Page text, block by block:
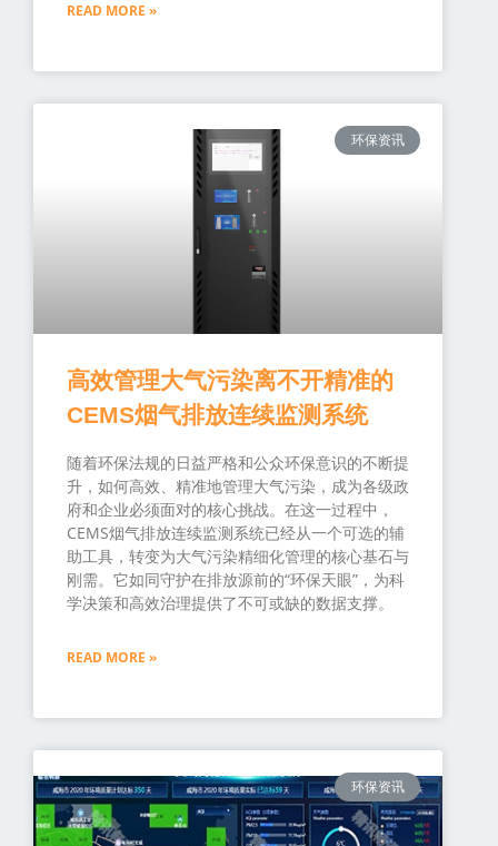
READ MORE »
环保资讯
高效管理大气污染离不开精准的
CEMS烟气排放连续监测系统
随着环保法规的日益严格和公众环保意识的不断提
升，如何高效、精准地管理大气污染，成为各级政
府和企业必须面对的核心挑战。在这一过程中，
CEMS烟气排放连续监测系统已经从一个可选的辅
助工具，转变为大气污染精细化管理的核心基石与
刚需。它如同守护在排放源前的“环保天眼”，为科
学决策和高效治理提供了不可或缺的数据支撑。
READ MORE »
环保资讯